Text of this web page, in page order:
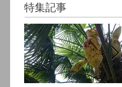
特集記事